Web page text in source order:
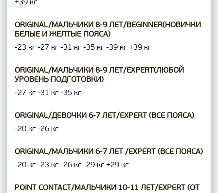
+39 кг
ORIGINAL/МАЛЬЧИКИ 8-9 ЛЕТ/BEGINNER(НОВИЧКИ
БЕЛЫЕ И ЖЕЛТЫЕ ПОЯСА)
-23 кг -27 кг -31 кг -35 кг -39 кг +39 кг
ORIGINAL/МАЛЬЧИКИ 8-9 ЛЕТ/EXPERT(ЛЮБОЙ
УРОВЕНЬ ПОДГОТОВКИ)
-27 кг -31 кг -35 кг
ORIGINAL/ДЕВОЧКИ 6-7 ЛЕТ/EXPERT (ВСЕ ПОЯСА)
-20 кг -26 кг
ORIGINAL/МАЛЬЧИКИ 6-7 ЛЕТ /EXPERT (ВСЕ ПОЯСА)
-20 кг -23 кг -26 кг -29 кг +29 кг
POINT CONTACT/МАЛЬЧИКИ 10-11 ЛЕТ/EXPERT (ОТ